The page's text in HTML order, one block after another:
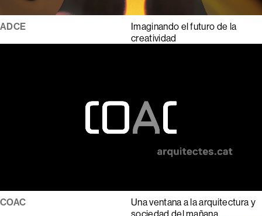
ADCE
Imaginando el futuro de la
creatividad
COAC
Una ventana a la arquitectura y
sociedad del mañana